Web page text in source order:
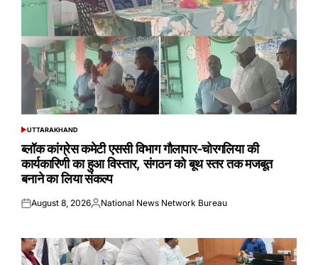
POSTED
UTTARAKHAND
ब्लॉक कांग्रेस कमेटी एससी विभाग गौलापार-चोरगलिया की
कार्यकारिणी का हुआ विस्तार, संगठन को बूथ स्तर तक मजबूत
बनाने का लिया संकल्प
Posted
August 8, 2026Posted
National News Network Bureau